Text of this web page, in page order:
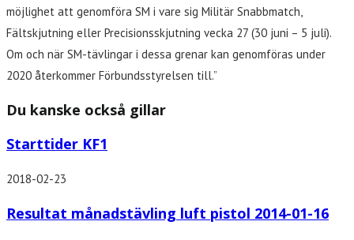
möjlighet att genomföra SM i vare sig Militär Snabbmatch,
Fältskjutning eller Precisionsskjutning vecka 27 (30 juni – 5 juli).
Om och när SM-tävlingar i dessa grenar kan genomföras under
2020 återkommer Förbundsstyrelsen till.”
Du kanske också gillar
Starttider KF1
2018-02-23
Resultat månadstävling luft pistol 2014-01-16